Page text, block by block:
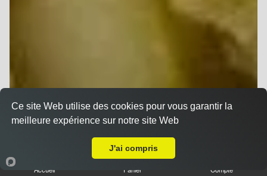
Accueil Panier Compte
Ce site Web utilise des cookies pour vous garantir la
meilleure expérience sur notre site Web
J'ai compris